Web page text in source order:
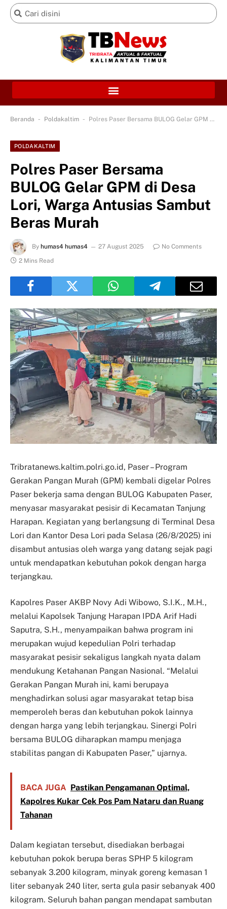
Beranda - Poldakaltim - Polres Paser Bersama BULOG Gelar GPM di Desa Lori, Warga Antusias Sambut Beras Murah
POLDAKALTIM
Polres Paser Bersama
BULOG Gelar GPM di Desa
Lori, Warga Antusias Sambut
Beras Murah
By humas4 humas4 27 August 2025
No Comments
2 Mins Read
Tribratanews.kaltim.polri.go.id, Paser – Program
Gerakan Pangan Murah (GPM) kembali digelar Polres
Paser bekerja sama dengan BULOG Kabupaten Paser,
menyasar masyarakat pesisir di Kecamatan Tanjung
Harapan. Kegiatan yang berlangsung di Terminal Desa
Lori dan Kantor Desa Lori pada Selasa (26/8/2025) ini
disambut antusias oleh warga yang datang sejak pagi
untuk mendapatkan kebutuhan pokok dengan harga
terjangkau.
Kapolres Paser AKBP Novy Adi Wibowo, S.I.K., M.H.,
melalui Kapolsek Tanjung Harapan IPDA Arif Hadi
Saputra, S.H., menyampaikan bahwa program ini
merupakan wujud kepedulian Polri terhadap
masyarakat pesisir sekaligus langkah nyata dalam
mendukung Ketahanan Pangan Nasional. “Melalui
Gerakan Pangan Murah ini, kami berupaya
menghadirkan solusi agar masyarakat tetap bisa
memperoleh beras dan kebutuhan pokok lainnya
dengan harga yang lebih terjangkau. Sinergi Polri
bersama BULOG diharapkan mampu menjaga
stabilitas pangan di Kabupaten Paser,” ujarnya.
BACA JUGA Pastikan Pengamanan Optimal,
Kapolres Kukar Cek Pos Pam Nataru dan Ruang
Tahanan
Dalam kegiatan tersebut, disediakan berbagai
kebutuhan pokok berupa beras SPHP 5 kilogram
sebanyak 3.200 kilogram, minyak goreng kemasan 1
liter sebanyak 240 liter, serta gula pasir sebanyak 400
kilogram. Seluruh bahan pangan mendapat sambutan